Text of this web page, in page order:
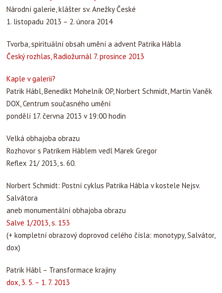
Národní galerie, klášter sv. Anežky České
1. listopadu 2013 – 2. února 2014
Tvorba, spirituální obsah umění a advent Patrika Hábla
Český rozhlas, Radiožurnál 7. prosince 2013
Kaple v galerii?
Patrik Hábl, Benedikt Mohelník OP, Norbert Schmidt, Martin Vaněk
DOX, Centrum současného umění
pondělí 17. června 2013 v 19:00 hodin
Velká obhajoba obrazu
Rozhovor s Patrikem Háblem vedl Marek Gregor
Reflex 21/ 2013, s. 60.
Norbert Schmidt: Postní cyklus Patrika Hábla v kostele Nejsv.
Salvátora
aneb monumentální obhajoba obrazu
Salve 1/2013, s. 153
(+ kompletní obrazový doprovod celého čísla: monotypy, Salvátor,
dox)
Patrik Hábl – Transformace krajiny
dox, 3. 5. – 1. 7. 2013